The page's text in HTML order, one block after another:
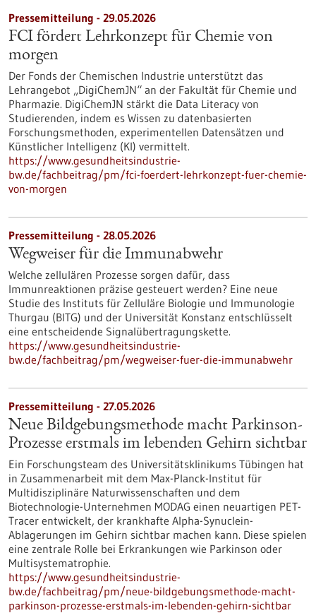
Pressemitteilung - 29.05.2026
FCI fördert Lehrkonzept für Chemie von
morgen
Der Fonds der Chemischen Industrie unterstützt das
Lehrangebot „DigiChemJN“ an der Fakultät für Chemie und
Pharmazie. DigiChemJN stärkt die Data Literacy von
Studierenden, indem es Wissen zu datenbasierten
Forschungsmethoden, experimentellen Datensätzen und
Künstlicher Intelligenz (KI) vermittelt.
https://www.gesundheitsindustrie-
bw.de/fachbeitrag/pm/fci-foerdert-lehrkonzept-fuer-chemie-
von-morgen
Pressemitteilung - 28.05.2026
Wegweiser für die Immunabwehr
Welche zellulären Prozesse sorgen dafür, dass
Immunreaktionen präzise gesteuert werden? Eine neue
Studie des Instituts für Zelluläre Biologie und Immunologie
Thurgau (BITG) und der Universität Konstanz entschlüsselt
eine entscheidende Signalübertragungskette.
https://www.gesundheitsindustrie-
bw.de/fachbeitrag/pm/wegweiser-fuer-die-immunabwehr
Pressemitteilung - 27.05.2026
Neue Bildgebungsmethode macht Parkinson-
Prozesse erstmals im lebenden Gehirn sichtbar
Ein Forschungsteam des Universitätsklinikums Tübingen hat
in Zusammenarbeit mit dem Max-Planck-Institut für
Multidisziplinäre Naturwissenschaften und dem
Biotechnologie-Unternehmen MODAG einen neuartigen PET-
Tracer entwickelt, der krankhafte Alpha-Synuclein-
Ablagerungen im Gehirn sichtbar machen kann. Diese spielen
eine zentrale Rolle bei Erkrankungen wie Parkinson oder
Multisystematrophie.
https://www.gesundheitsindustrie-
bw.de/fachbeitrag/pm/neue-bildgebungsmethode-macht-
parkinson-prozesse-erstmals-im-lebenden-gehirn-sichtbar